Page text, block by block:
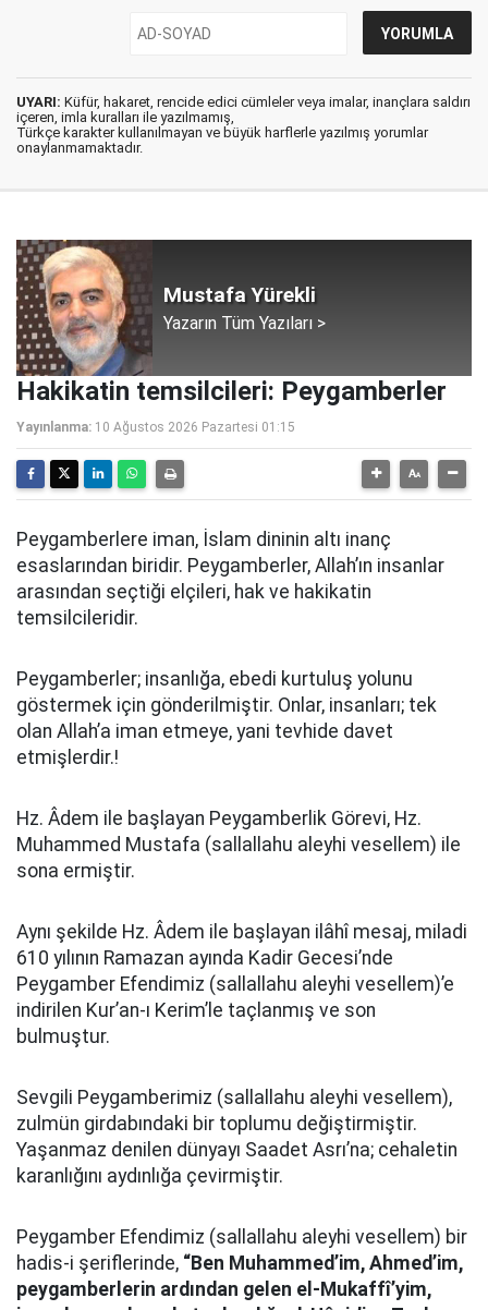
UYARI: Küfür, hakaret, rencide edici cümleler veya imalar, inançlara saldırı
içeren, imla kuralları ile yazılmamış,
Türkçe karakter kullanılmayan ve büyük harflerle yazılmış yorumlar
onaylanmamaktadır.
Mustafa Yürekli
Yazarın Tüm Yazıları >
Hakikatin temsilcileri: Peygamberler
Yayınlanma: 10 Ağustos 2026 Pazartesi 01:15
Peygamberlere iman, İslam dininin altı inanç
esaslarından biridir. Peygamberler, Allah’ın insanlar
arasından seçtiği elçileri, hak ve hakikatin
temsilcileridir.
Peygamberler; insanlığa, ebedi kurtuluş yolunu
göstermek için gönderilmiştir. Onlar, insanları; tek
olan Allah’a iman etmeye, yani tevhide davet
etmişlerdir.!
Hz. Âdem ile başlayan Peygamberlik Görevi, Hz.
Muhammed Mustafa (sallallahu aleyhi vesellem) ile
sona ermiştir.
Aynı şekilde Hz. Âdem ile başlayan ilâhî mesaj, miladi
610 yılının Ramazan ayında Kadir Gecesi’nde
Peygamber Efendimiz (sallallahu aleyhi vesellem)’e
indirilen Kur’an-ı Kerim’le taçlanmış ve son
bulmuştur.
Sevgili Peygamberimiz (sallallahu aleyhi vesellem),
zulmün girdabındaki bir toplumu değiştirmiştir.
Yaşanmaz denilen dünyayı Saadet Asrı’na; cehaletin
karanlığını aydınlığa çevirmiştir.
Peygamber Efendimiz (sallallahu aleyhi vesellem) bir
hadis-i şeriflerinde, “Ben Muhammed’im, Ahmed’im,
peygamberlerin ardından gelen el-Mukaffî’yim,